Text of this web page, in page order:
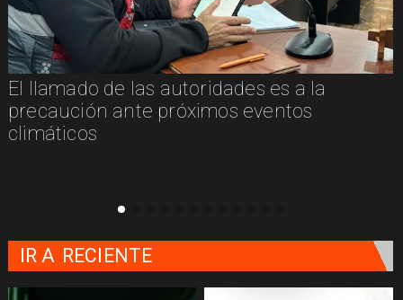
El llamado de las autoridades es a la
precaución ante próximos eventos
climáticos
IR A RECIENTE